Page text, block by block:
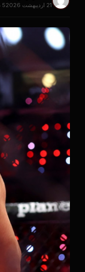
21 اردیبهشت 2026 5 دقیقه خوانده شده